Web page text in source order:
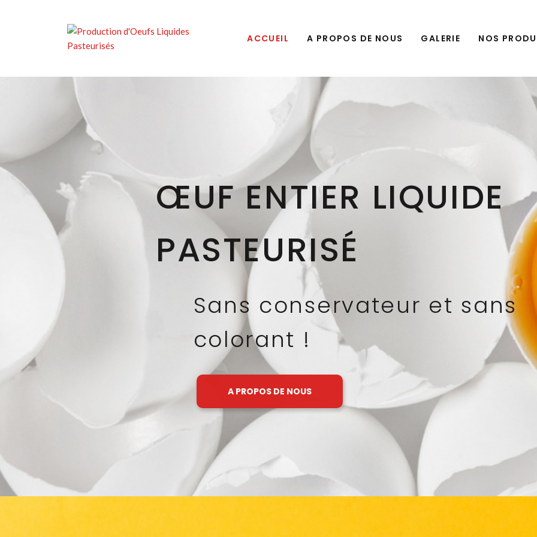
ACCUEIL A PROPOS DE NOUS GALERIE NOS
Œufs issus d'élevage
agrée et répondant
à notre cahier des charges
haute qualité
A PROPOS DE NOUS